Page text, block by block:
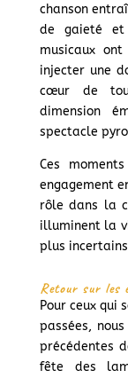
chanson
de gaieté et
musicaux
injecter une
cœur de
dimension
spectacle
Ces
engagement
rôle dans la
illuminent la
plus
Retour sur les
Pour ceux qui
passées,
précédentes
fête des